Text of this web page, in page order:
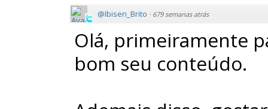
@Ibisen_Brito · 679 semanas atrás
Olá, primeiramente
bom seu conteúdo.